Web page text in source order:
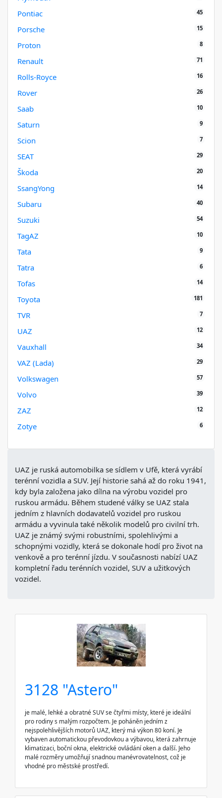
Pontiac 45
Porsche 15
Proton 8
Renault 71
Rolls-Royce 16
Rover 26
Saab 10
Saturn 9
Scion 7
SEAT 29
Škoda 20
SsangYong 14
Subaru 40
Suzuki 54
TagAZ 10
Tata 9
Tatra 6
Tofas 14
Toyota 181
TVR 7
UAZ 12
Vauxhall 34
VAZ (Lada) 29
Volkswagen 57
Volvo 39
ZAZ 12
Zotye 6
UAZ je ruská automobilka se sídlem v Ufě, která vyrábí
terénní vozidla a SUV. Její historie sahá až do roku 1941,
kdy byla založena jako dílna na výrobu vozidel pro
ruskou armádu. Během studené války se UAZ stala
jedním z hlavních dodavatelů vozidel pro ruskou
armádu a vyvinula také několik modelů pro civilní trh.
UAZ je známý svými robustními, spolehlivými a
schopnými vozidly, která se dokonale hodí pro život na
venkově a pro terénní jízdu. V současnosti nabízí UAZ
kompletní řadu terénních vozidel, SUV a užitkových
vozidel.
3128 "Astero"
je malé, lehké a obratné SUV se čtyřmi místy, které je ideální
pro rodiny s malým rozpočtem. Je poháněn jedním z
nejspolehlivějších motorů UAZ, který má výkon 80 koní. Je
vybaven automatickou převodovkou a výbavou, která zahrnuje
klimatizaci, boční okna, elektrické ovládání oken a další. Jeho
malé rozměry umožňují snadnou manévrovatelnost, což je
vhodné pro městské prostředí.